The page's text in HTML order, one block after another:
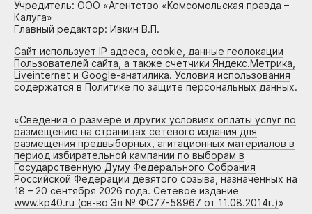
Учредитель: ООО «Агентство «Комсомольская правда –
Калуга»
Главный редактор: Ивкин В.П.
Сайт использует IP адреса, cookie, данные геолокации
Пользователей сайта, а также счетчики Яндекс.Метрика,
Liveinternet и Google-анатилика. Условия использования
содержатся в Политике по защите персональных данных.
«Сведения о размере и других условиях оплаты услуг по
размещению на страницах сетевого издания для
размещения предвыборных, агитационных материалов в
период избирательной кампании по выборам в
Государственную Думу Федерального Собрания
Российской Федерации девятого созыва, назначенных на
18 – 20 сентября 2026 года. Сетевое издание
www.kp40.ru (св-во Эл № ФС77-58967 от 11.08.2014г.)»